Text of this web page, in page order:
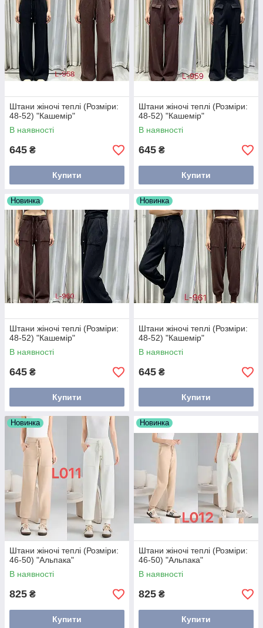
Штани жіночі теплі (Розміри:
48-52) "Кашемір"
В наявності
645 ₴
Купити
Штани жіночі теплі (Розміри:
48-52) "Кашемір"
В наявності
645 ₴
Купити
Новинка
Штани жіночі теплі (Розміри:
48-52) "Кашемір"
В наявності
645 ₴
Купити
Новинка
Штани жіночі теплі (Розміри:
48-52) "Кашемір"
В наявності
645 ₴
Купити
Новинка
Штани жіночі теплі (Розміри:
46-50) "Альпака"
В наявності
825 ₴
Купити
Новинка
Штани жіночі теплі (Розміри:
46-50) "Альпака"
В наявності
825 ₴
Купити